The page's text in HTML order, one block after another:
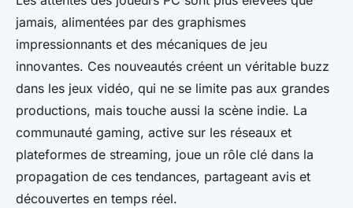
jamais, alimentées par des graphismes
impressionnants et des mécaniques de jeu
innovantes. Ces nouveautés créent un véritable buzz
dans les jeux vidéo, qui ne se limite pas aux grandes
productions, mais touche aussi la scène indie. La
communauté gaming, active sur les réseaux et
plateformes de streaming, joue un rôle clé dans la
propagation de ces tendances, partageant avis et
découvertes en temps réel.